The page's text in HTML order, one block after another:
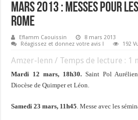
MARS 2013 : messes pour
Rome
Eflamm Caouissin
8 mars 2013
Réagissez et donnez votre avis !
192
Amzer-lenn / Temps de lecture : 1
Mardi 12 mars, 18h30.Saint Pol
Diocèse de Quimper et Léon.
Samedi 23 mars, 11h45 . Messe avec les